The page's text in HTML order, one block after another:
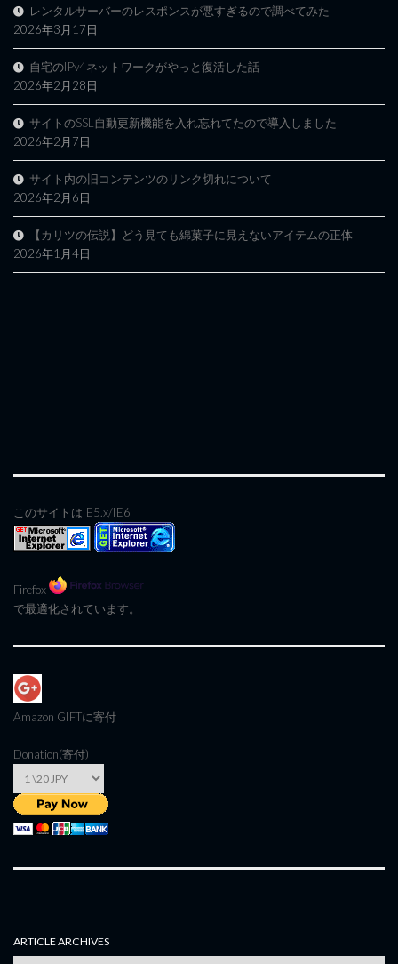
レンタルサーバーのレスポンスが悪すぎるので調べてみた
2026年3月17日
自宅のIPv4ネットワークがやっと復活した話
2026年2月28日
サイトのSSL自動更新機能を入れ忘れてたので導入しました
2026年2月7日
サイト内の旧コンテンツのリンク切れについて
2026年2月6日
【カリツの伝説】どう見ても綿菓子に見えないアイテムの正体
2026年1月4日
このサイトはIE5.x/IE6
Firefox
で最適化されています。
Amazon GIFTに寄付
Donation(寄付)
ARTICLE ARCHIVES